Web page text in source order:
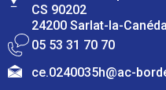
CS 90202
24200 Sarlat-la-Canéda
05 53 31 70 70
ce.0240035h@ac-